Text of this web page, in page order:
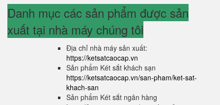
Danh mục các sản phẩm được sản
xuất tại nhà máy chúng tôi
Địa chỉ nhà máy sản xuất:
https://ketsatcaocap.vn
Sản phẩm Két sắt khách sạn
https://ketsatcaocap.vn/san-pham/ket-sat-
khach-san
Sản phẩm Két sắt ngân hàng